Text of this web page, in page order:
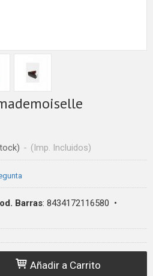
- (Imp. Incluidos)
Barras: 8434172116580 •
Añadir a Carrito